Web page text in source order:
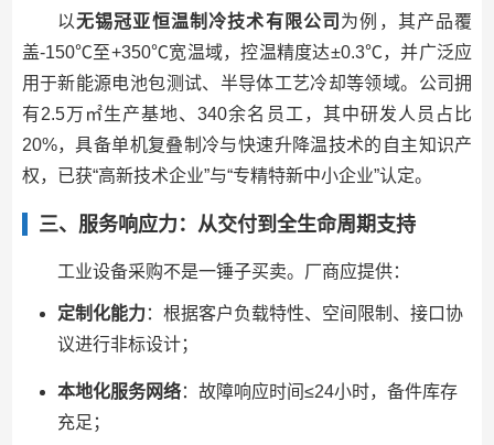
以无锡冠亚恒温制冷技术有限公司 为例，其产品覆
盖-150℃至+350℃宽温域，控温精度达±0.3℃，并广泛应
用于新能源电池包测试、半导体工艺冷却等领域。公司拥
有2.5万㎡生产基地、340余名员工，其中研发人员占比
20%，具备单机复叠制冷与快速升降温技术的自主知识产
权，已获“高新技术企业”与“专精特新中小企业”认定。
三、服务响应力：从交付到全生命周期支持
工业设备采购不是一锤子买卖。厂商应提供：
定制化能力：根据客户负载特性、空间限制、接口协
议进行非标设计；
本地化服务网络：故障响应时间≤24小时，备件库存
充足；